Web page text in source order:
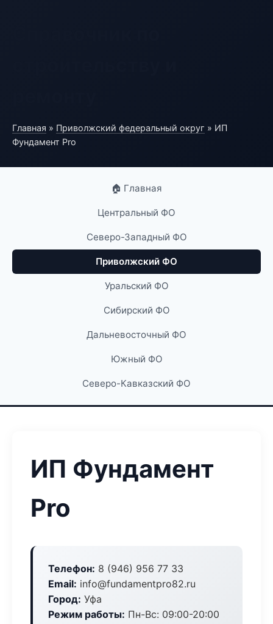
Главная » Приволжский федеральный округ » ИП
Фундамент Pro
🏠 Главная
Центральный ФО
Северо-Западный ФО
Приволжский ФО
Уральский ФО
Сибирский ФО
Дальневосточный ФО
Южный ФО
Северо-Кавказский ФО
ИП Фундамент
Pro
Телефон: 8 (946) 956 77 33
Email: info@fundamentpro82.ru
Город: Уфа
Режим работы: Пн-Вс: 09:00-20:00